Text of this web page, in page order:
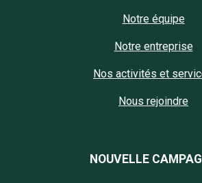
Notre équipe
Notre entreprise
Nos activités et
Nous rejoindre
NOUVELLE